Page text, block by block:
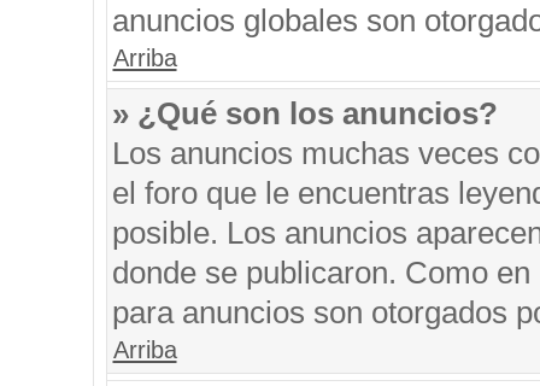
anuncios globales son
Arriba
» ¿Qué son los anuncios?
Los anuncios muchas veces
el foro que le encuentras
posible. Los anuncios
donde se publicaron. Como
para anuncios son otorgados
Arriba